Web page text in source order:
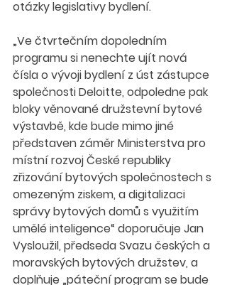
otázky legislativy bydlení.
„Ve čtvrtečním dopoledním
programu si nenechte ujít nová
čísla o vývoji bydlení z úst zástupce
společnosti Deloitte, odpoledne pak
bloky věnované družstevní bytové
výstavbě, kde bude mimo jiné
představen záměr Ministerstva pro
místní rozvoj České republiky
zřizování bytových společnostech s
omezeným ziskem, a digitalizaci
správy bytových domů s využitím
umělé inteligence“ doporučuje Jan
Vysloužil, předseda Svazu českých a
moravských bytových družstev, a
doplňuje „páteční program se bude